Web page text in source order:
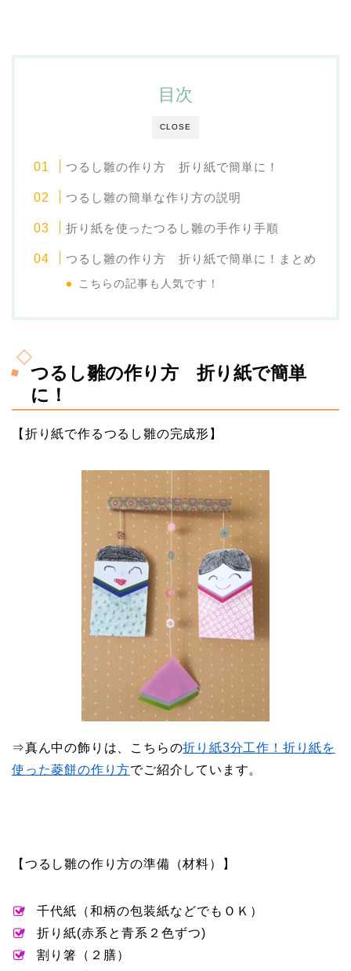
CLOSE
目次
つるし雛の作り方 折り紙で簡単に！
つるし雛の簡単な作り方の説明
折り紙を使ったつるし雛の手作り手順
つるし雛の作り方 折り紙で簡単に！まとめ
こちらの記事も人気です！
つるし雛の作り方 折り紙で簡単
に！
【折り紙で作るつるし雛の完成形】
⇒真ん中の飾りは、こちらの折り紙3分工作！折り紙を
使った菱餅の作り方でご紹介しています。
【つるし雛の作り方の準備（材料）】
千代紙（和柄の包装紙などでもＯＫ）
折り紙(赤系と青系２色ずつ)
割り箸（２膳）